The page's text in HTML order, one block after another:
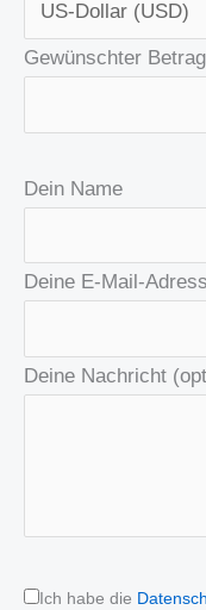
Gewünschter
Dein Name
Deine E-Mail-
Deine Nachricht
Ich habe die